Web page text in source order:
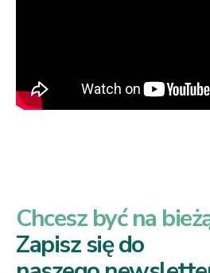
Chcesz być na
Zapisz się do